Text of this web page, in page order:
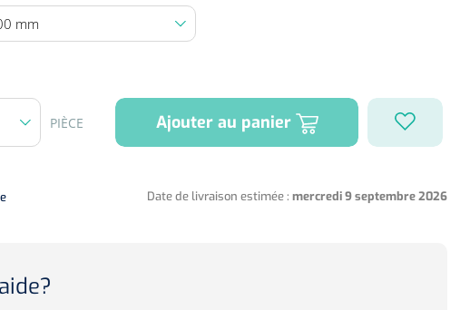
PIÈCE Ajouter au panier
Date de livraison estimée : mercredi 9 septembre 2026